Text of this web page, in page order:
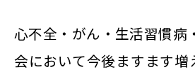
心不全・がん・生活習慣病
会において今後ますます